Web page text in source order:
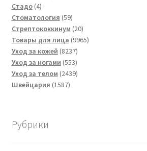
Стадо 44
товара
Стоматология 5959
товаров
Стрептококкинум 2020
товаров
Товары для лица 99659965
Уход за кожей 82378237
товаров
Уход за ногами 553553
товара
Уход за телом 24392439
Швейцария 15871587
Рубрики